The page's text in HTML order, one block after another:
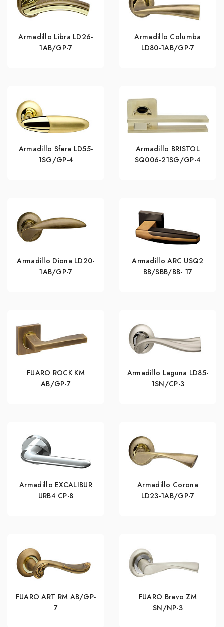
Armadillo Libra LD26-
1AB/GP-7
Armadillo Columba
LD80-1AB/GP-7
Armadillo Sfera LD55-
1SG/GP-4
Armadillo BRISTOL
SQ006-21SG/GP-4
Armadillo Diona LD20-
1AB/GP-7
Armadillo ARC USQ2
BB/SBB/BB- 17
FUARO ROCK KM
AB/GP-7
Armadillo Laguna LD85-
1SN/CP-3
Armadillo EXCALIBUR
URB4 СР-8
Armadillo Corona
LD23-1AB/GP-7
FUARO ART RM AB/GP-
7
FUARO Bravo ZM
SN/NP-3